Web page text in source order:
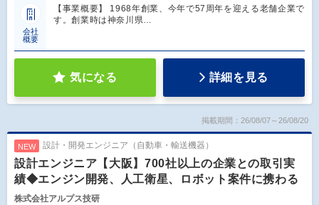
会社
概要
【事業概要】 1968年創業、今年で57周年を迎える老舗企業で
す。創業時は神奈川県…
気になる 詳細を見る
掲載期間：26/08/07～26/08/20
NEW 設計・開発エンジニア（自動車・輸送機器）
設計エンジニア【大阪】700社以上の企業との取引実
績◆エンジン開発、人工衛星、ロボット案件に携わる
株式会社アルプス技研